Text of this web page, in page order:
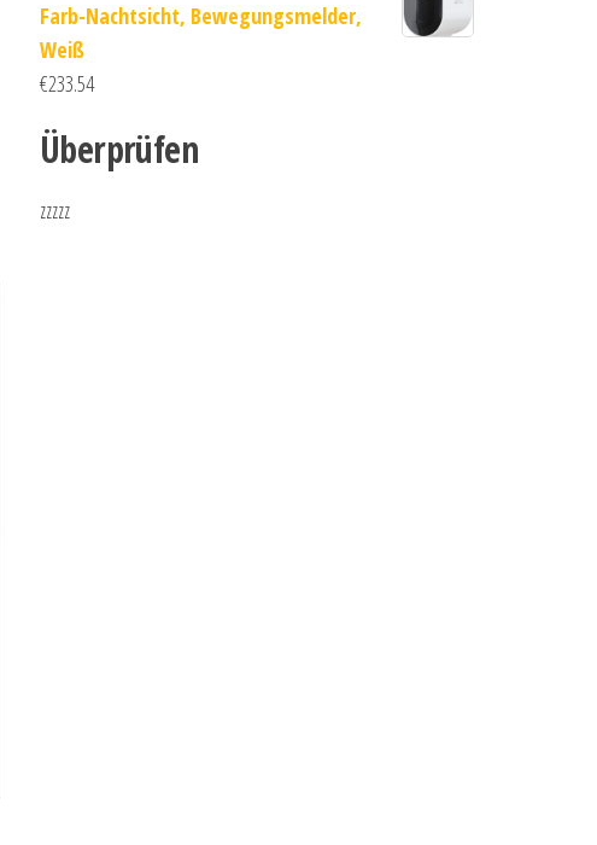
Farb-Nachtsicht, Bewegungsmelder,
Weiß
€233.54
Überprüfen
zzzzz